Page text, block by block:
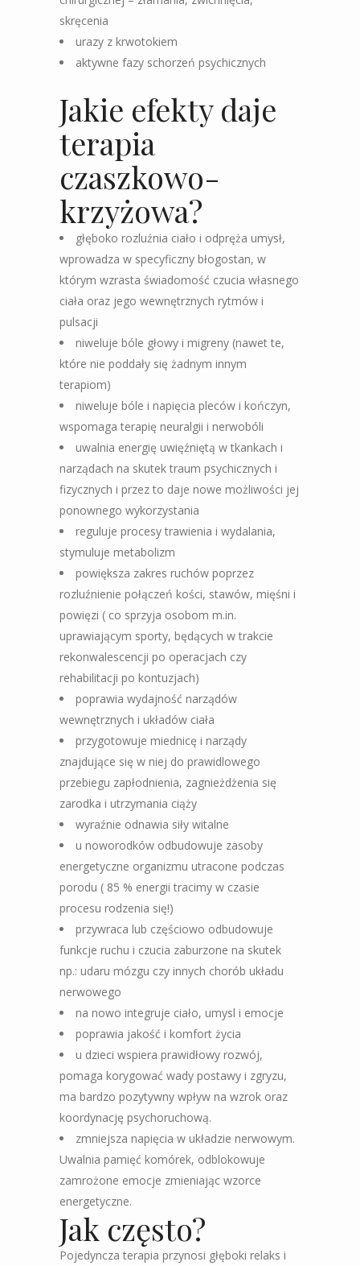
skręcenia
urazy z krwotokiem
aktywne fazy schorzeń psychicznych
Jakie efekty daje
terapia
czaszkowo-
krzyżowa?
głęboko rozluźnia ciało i odpręża umysł,
wprowadza w specyficzny błogostan, w
którym wzrasta świadomość czucia własnego
ciała oraz jego wewnętrznych rytmów i
pulsacji
niweluje bóle głowy i migreny (nawet te,
które nie poddały się żadnym innym
terapiom)
niweluje bóle i napięcia pleców i kończyn,
wspomaga terapię neuralgii i nerwobóli
uwalnia energię uwięźniętą w tkankach i
narządach na skutek traum psychicznych i
fizycznych i przez to daje nowe możliwości jej
ponownego wykorzystania
reguluje procesy trawienia i wydalania,
stymuluje metabolizm
powiększa zakres ruchów poprzez
rozluźnienie połączeń kości, stawów, mięśni i
powięzi ( co sprzyja osobom m.in.
uprawiającym sporty, będących w trakcie
rekonwalescencji po operacjach czy
rehabilitacji po kontuzjach)
poprawia wydajność narządów
wewnętrznych i układów ciała
przygotowuje miednicę i narządy
znajdujące się w niej do prawidlowego
przebiegu zapłodnienia, zagnieżdżenia się
zarodka i utrzymania ciąży
wyraźnie odnawia siły witalne
u noworodków odbudowuje zasoby
energetyczne organizmu utracone podczas
porodu ( 85 % energii tracimy w czasie
procesu rodzenia się!)
przywraca lub częściowo odbudowuje
funkcje ruchu i czucia zaburzone na skutek
np.: udaru mózgu czy innych chorób układu
nerwowego
na nowo integruje ciało, umysl i emocje
poprawia jakość i komfort życia
u dzieci wspiera prawidłowy rozwój,
pomaga korygować wady postawy i zgryzu,
ma bardzo pozytywny wpływ na wzrok oraz
koordynację psychoruchową.
zmniejsza napięcia w układzie nerwowym.
Uwalnia pamięć komórek, odblokowuje
zamrożone emocje zmieniając wzorce
energetyczne.
Jak często?
Pojedyncza terapia przynosi głęboki relaks i